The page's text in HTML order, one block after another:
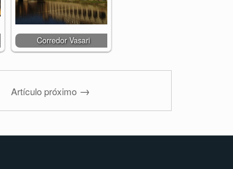
Corredor Vasari
Artículo próximo →